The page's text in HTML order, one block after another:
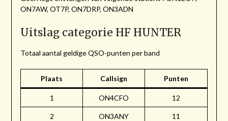
ON7AW, OT7P, ON7DRP, ON3ADN
Uitslag categorie HF HUNTER
Totaal aantal geldige QSO-punten per band
Plaats Callsign Punten
1 ON4CFO 12
2 ON3ANY 11